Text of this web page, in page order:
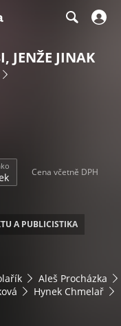
JENŽE JINAK
Cena včetně DPH
A PUBLICISTIKA
Aleš Procházka
Hynek Chmelař